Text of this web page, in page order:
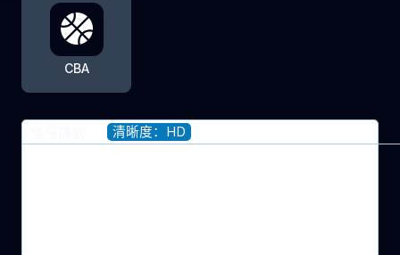
CBA
清晰度：HD